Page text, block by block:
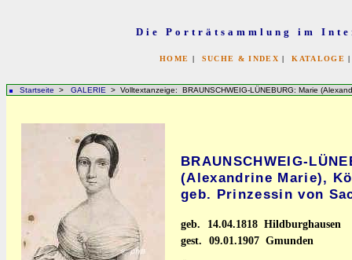
Die Porträtsammlung im
HOME | SUCHE & INDEX |KATALOGE
Startseite > GALERIE > Volltextanzeige: BRAUNSCHWEIG-LÜNEBURG: Marie
BRAUNSCHWEIG-
(Alexandrine Marie),
geb. Prinzessin von
geb.
14.04.1818 Hildburghausen
gest.
09.01.1907 Gmunden